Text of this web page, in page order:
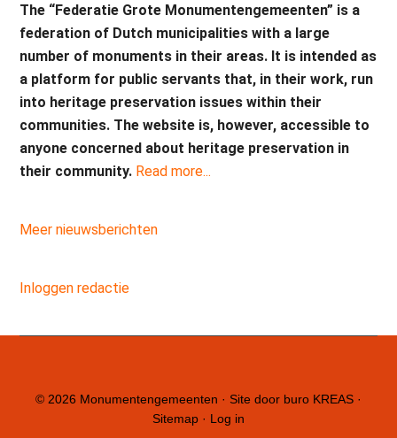
The “Federatie Grote Monumentengemeenten” is a
federation of Dutch municipalities with a large
number of monuments in their areas. It is intended as
a platform for public servants that, in their work, run
into heritage preservation issues within their
communities. The website is, however, accessible to
anyone concerned about heritage preservation in
their community. Read more...
Meer nieuwsberichten
Inloggen redactie
© 2026 Monumentengemeenten · Site door buro KREAS ·
Sitemap · Log in